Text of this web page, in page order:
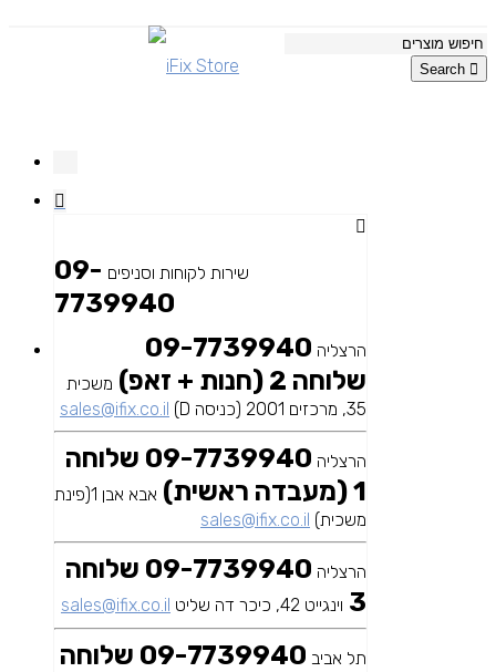
Search
שירות לקוחות וסניפים 09-
7739940
הרצליה 09-7739940
שלוחה 2 (חנות + זאפ)
משכית
35, מרכזים 2001 (כניסה D)
sales@ifix.co.il
הרצליה
09-7739940 שלוחה
1 (מעבדה ראשית)
אבא אבן 1(פינת
משכית) sales@ifix.co.il
הרצליה
09-7739940 שלוחה
3 וינגייט 42, כיכר דה שליט sales@ifix.co.il
תל אביב
09-7739940 שלוחה